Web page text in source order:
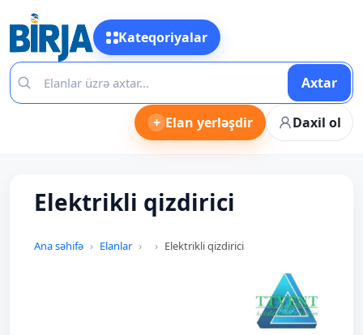
Kateqoriyalar
Axtar
+ Elan yerləşdir Daxil ol
Elektrikli qizdirici
Ana səhifə Elanlar Elektrikli qizdirici